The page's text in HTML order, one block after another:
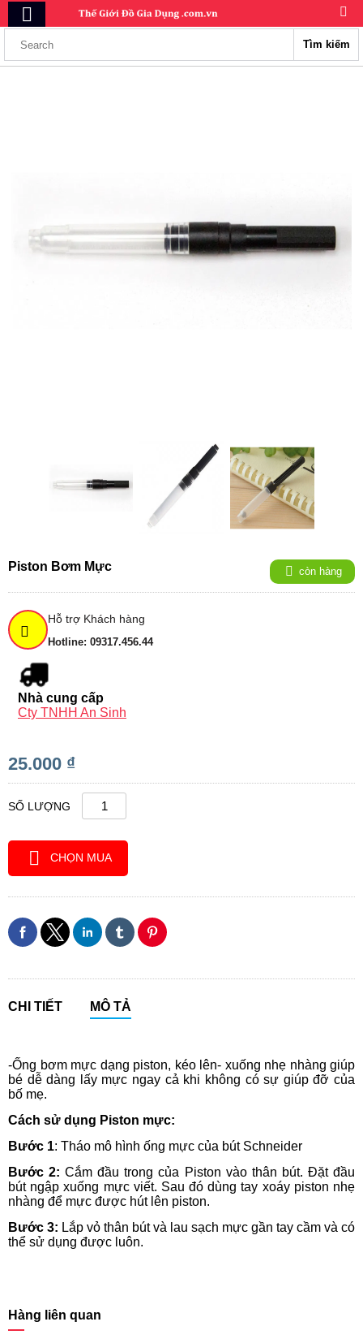
Tìm kiếm
Piston Bơm Mực còn hàng
Hỗ trợ Khách hàng
Hotline: 09317.456.44
Nhà cung cấp
Cty TNHH An Sinh
25.000 ₫
SỐ LƯỢNG
CHỌN MUA
CHI TIẾT MÔ TẢ
-Ống bơm mực dạng piston, kéo lên- xuống nhẹ nhàng giúp
bé dễ dàng lấy mực ngay cả khi không có sự giúp đỡ của
bố mẹ.
Cách sử dụng Piston mực:
Bước 1: Tháo mô hình ống mực của bút Schneider
Bước 2: Cắm đầu trong của Piston vào thân bút. Đặt đầu
bút ngập xuống mực viết. Sau đó dùng tay xoáy piston nhẹ
nhàng để mực được hút lên piston.
Bước 3: Lắp vỏ thân bút và lau sạch mực gần tay cầm và có
thể sử dụng được luôn.
Hàng liên quan